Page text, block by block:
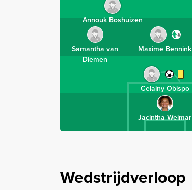
Jacintha Weimar
Maxime Bennink
Samantha van
Diemen
Celainy Obispo
Annouk Boshuizen
Wedstrijdverloop